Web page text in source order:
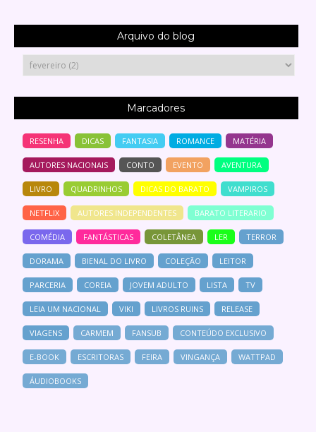
Arquivo do blog
Marcadores
RESENHA DICAS FANTASIA ROMANCE MATÉRIA
AUTORES NACIONAIS CONTO EVENTO AVENTURA
LIVRO QUADRINHOS DICAS DO BARATO VAMPIROS
NETFLIX AUTORES INDEPENDENTES BARATO LITERARIO
COMÉDIA FANTÁSTICAS COLETÂNEA LER TERROR
DORAMA BIENAL DO LIVRO COLEÇÃO LEITOR
PARCERIA COREIA JOVEM ADULTO LISTA TV
LEIA UM NACIONAL VIKI LIVROS RUINS RELEASE
VIAGENS CARMEM FANSUB CONTEÚDO EXCLUSIVO
E-BOOK ESCRITORAS FEIRA VINGANÇA WATTPAD
ÁUDIOBOOKS